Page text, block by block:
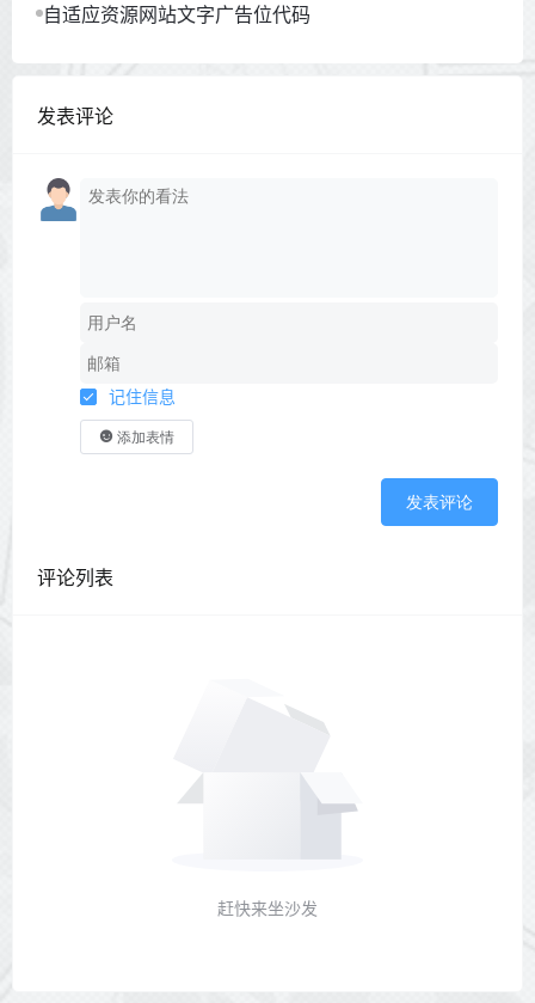
自适应资源网站文字广告位代码
发表评论
记住信息
添加表情
发表评论
评论列表
赶快来坐沙发